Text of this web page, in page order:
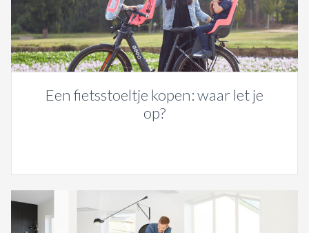
Een fietsstoeltje kopen: waar let je
op?